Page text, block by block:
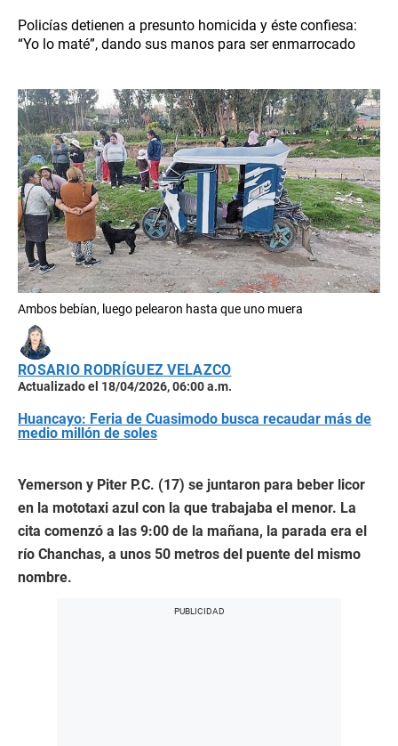
Policías detienen a presunto homicida y éste confiesa:
“Yo lo maté”, dando sus manos para ser enmarrocado
Ambos bebían, luego pelearon hasta que uno muera
ROSARIO RODRÍGUEZ VELAZCO
Actualizado el 18/04/2026, 06:00 a.m.
Huancayo: Feria de Cuasimodo busca recaudar más de
medio millón de soles
Yemerson y Piter P.C. (17) se juntaron para beber licor
en la mototaxi azul con la que trabajaba el menor. La
cita comenzó a las 9:00 de la mañana, la parada era el
río Chanchas, a unos 50 metros del puente del mismo
nombre.